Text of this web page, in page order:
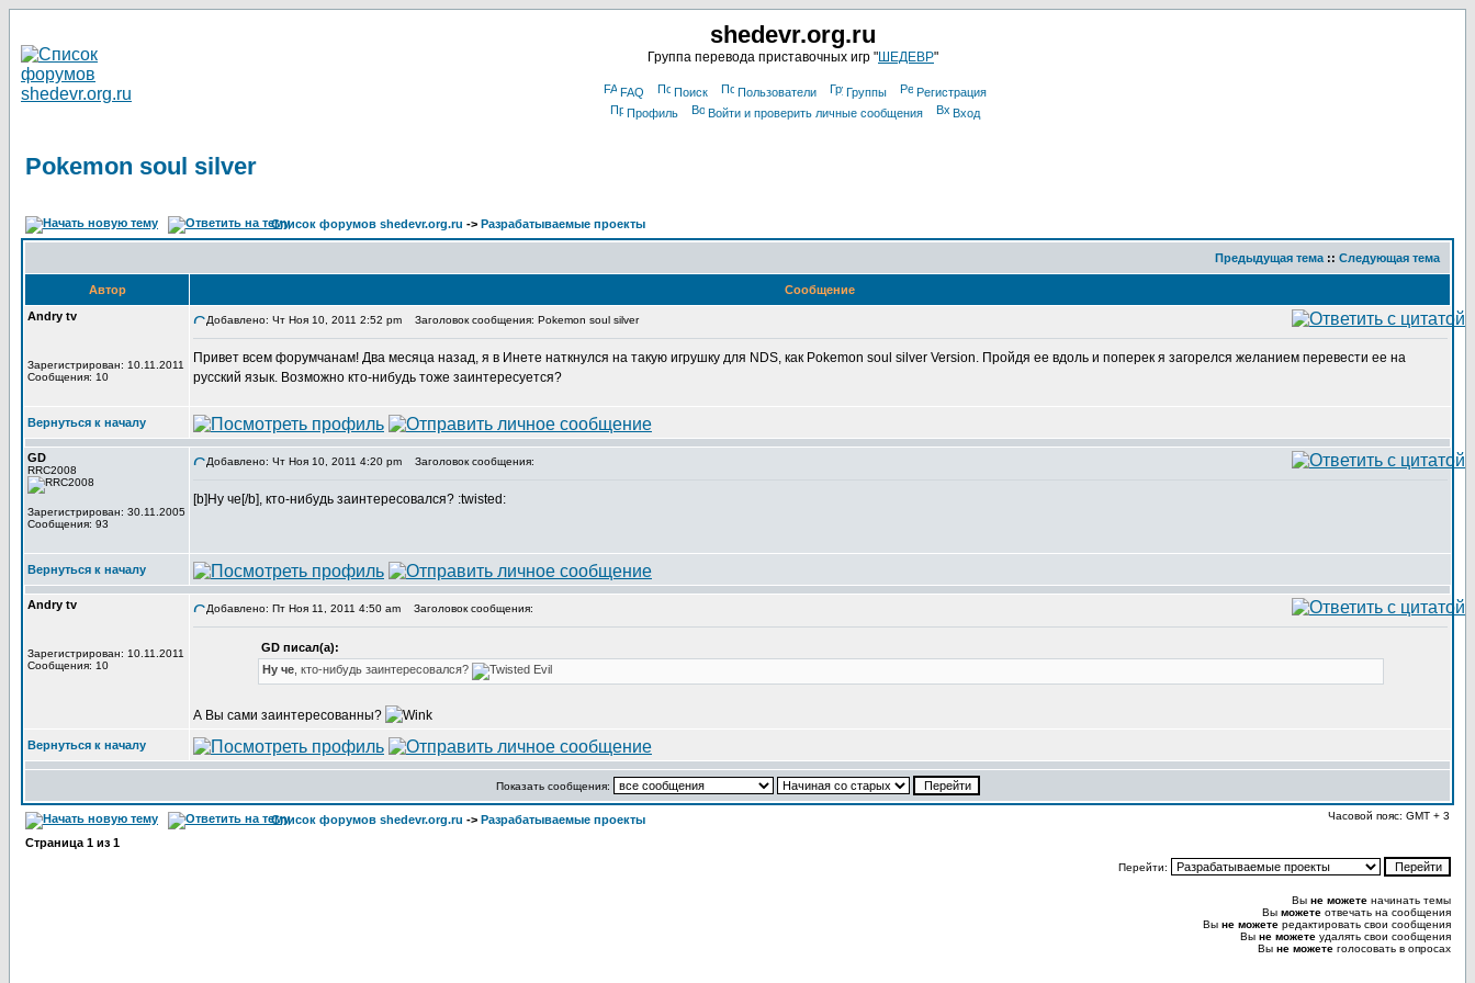
shedevr.org.ru
Группа перевода приставочных игр "ШЕДЕВР"
FAQ Поиск Пользователи Группы
Регистрация
Профиль
Войти и проверить личные сообщения Вход
Pokemon soul silver
Список форумов shedevr.org.ru -> Разрабатываемые проекты
Предыдущая тема :: Следующая тема
Автор
Сообщение
Andry tv
Зарегистрирован: 10.11.2011
Сообщения: 10
Добавлено: Чт Ноя 10, 2011 2:52 pm Заголовок сообщения: Pokemon soul silver
Привет всем форумчанам! Два месяца назад, я в Инете наткнулся на такую игрушку для NDS, как Pokemon soul silver Version. Пройдя ее вдоль и поперек я загорелся желанием перевести ее на
русский язык. Возможно кто-нибудь тоже заинтересуется?
Вернуться к началу
GD
RRC2008
Зарегистрирован: 30.11.2005
Сообщения: 93
Добавлено: Чт Ноя 10, 2011 4:20 pm Заголовок сообщения:
[b]Ну че[/b], кто-нибудь заинтересовался? :twisted:
Вернуться к началу
Andry tv
Зарегистрирован: 10.11.2011
Сообщения: 10
Добавлено: Пт Ноя 11, 2011 4:50 am Заголовок сообщения:
GD писал(а):
Ну че, кто-нибудь заинтересовался?
А Вы сами заинтересованны?
Вернуться к началу
Показать сообщения:
Список форумов shedevr.org.ru -> Разрабатываемые проекты Часовой пояс: GMT + 3
Страница 1 из 1
Перейти:
Вы не можете начинать темы
Вы можете отвечать на сообщения
Вы не можете редактировать свои сообщения
Вы не можете удалять свои сообщения
Вы не можете голосовать в опросах